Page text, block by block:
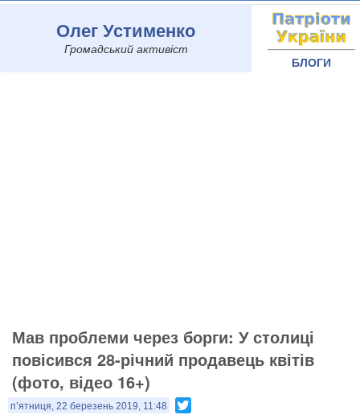
Олег Устименко
Громадський активіст
БЛОГИ
Мав проблеми через борги: У столиці
повісився 28-річний продавець квітів
(фото, відео 16+)
п’ятниця, 22 березень 2019, 11:48